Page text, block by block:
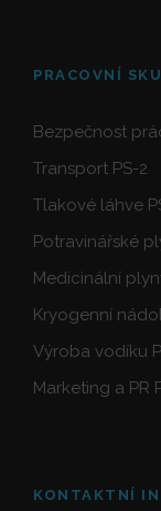
PRACOVNÍ
Bezpečnost
Transport PS-2
Tlakové láhve
Potravinářské
Medicinální
Kryogenní
Výroba vodíku
Marketing a PR
KONTAKTNÍ